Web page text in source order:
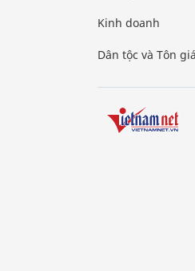
Kinh doanh
Dân tộc và Tôn